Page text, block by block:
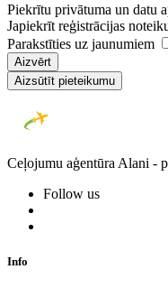
Piekrītu privātuma un datu
Japiekrīt reģistrācijas
Parakstīties uz jaunumiem
Aizvērt
Aizsūtīt pieteikumu
Ceļojumu aģentūra Alani -
Follow us
Info